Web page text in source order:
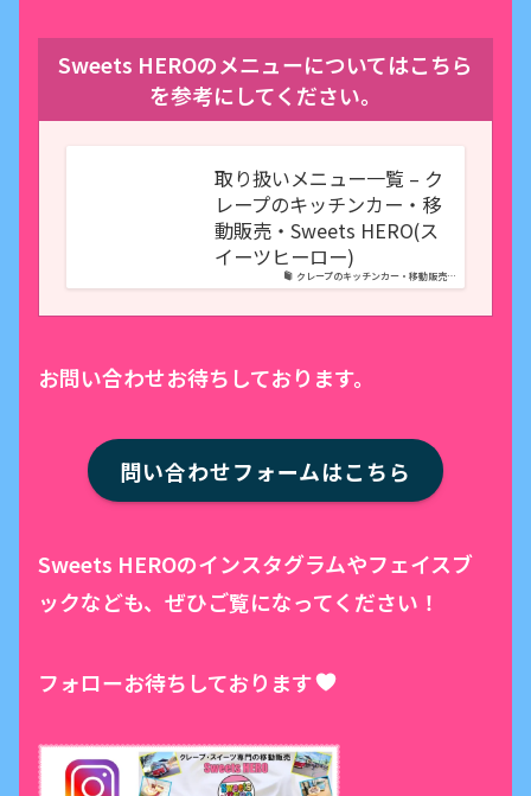
Sweets HEROのメニューについてはこちら
を参考にしてください。
クレープのキッチンカー・移動販売…
取り扱いメニュー一覧 – ク
レープのキッチンカー・移
動販売・Sweets HERO(ス
イーツヒーロー)
お問い合わせお待ちしております。
問い合わせフォームはこちら
Sweets HEROのインスタグラムやフェイスブ
ックなども、ぜひご覧になってください！
フォローお待ちしております